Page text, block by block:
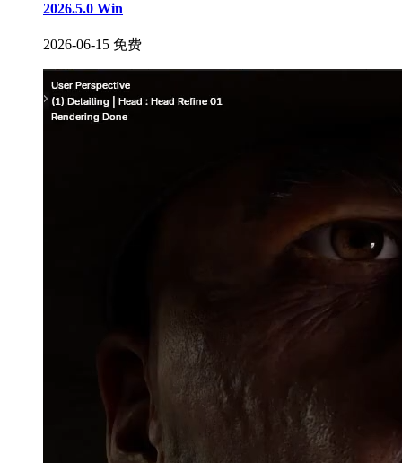
2026.5.0 Win
2026-06-15 免费